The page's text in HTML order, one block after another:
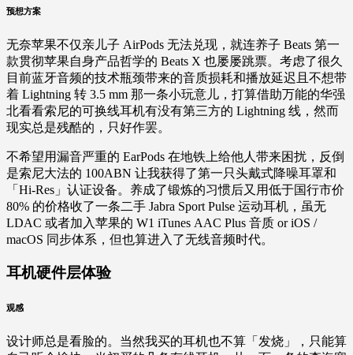
预想方案
无奈苹果不仅亲儿子 AirPods 无法兑现，就连养子 Beats 第一
款贯彻苹果自身产品哲学的 Beats X 也屡屡跳票。考虑了很久
目前蓝牙音频的技术瓶颈带来的音质损耗和播放延迟且不想带
着 Lightning 转 3.5 mm 那一条小玩意儿，打算借助万能的华强
北看看索尼的可换线耳机有没有第三方的 Lightning 线，然而
现实总是残酷的，只好作罢。
不希望用漏音严重的 EarPods 在地铁上给他人带来困扰，反倒
是索尼大法的 100ABN 让我获得了第一只头戴式降噪耳罩和
「Hi-Res」认证设备。养成了锻炼的习惯后又用低于国行市价
80% 的价格收了一条二手 Jabra Sport Pulse 运动耳机，虽无
LDAC 或者加入苹果的 W1 iTunes AAC Plus 音质 or iOS /
macOS 同步体系，但也算进入了无线音频时代。
耳机硬件层体验
观感
设计师总是看脸的。当然我买的耳机也不算「发烧」，只能算